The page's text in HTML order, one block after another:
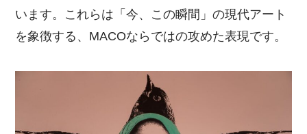
います。これらは「今、この瞬間」の現代アート
を象徴する、MACOならではの攻めた表現です。